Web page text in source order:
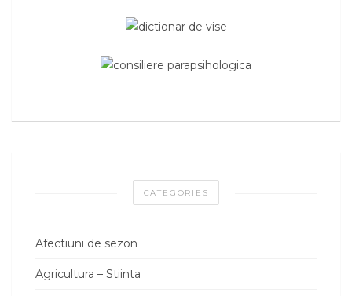
CATEGORIES
Afectiuni de sezon
Agricultura – Stiinta